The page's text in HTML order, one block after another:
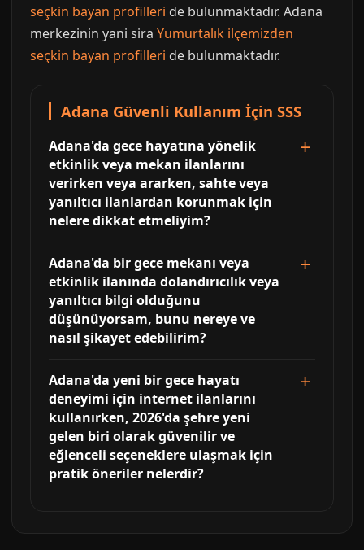
seçkin bayan profilleri de bulunmaktadır. Adana
merkezinin yani sira Yumurtalık ilçemizden
seçkin bayan profilleri de bulunmaktadır.
Adana Güvenli Kullanım İçin SSS
Adana'da gece hayatına yönelik
etkinlik veya mekan ilanlarını
verirken veya ararken, sahte veya
yanıltıcı ilanlardan korunmak için
nelere dikkat etmeliyim?
Adana'da bir gece mekanı veya
etkinlik ilanında dolandırıcılık veya
yanıltıcı bilgi olduğunu
düşünüyorsam, bunu nereye ve
nasıl şikayet edebilirim?
Adana'da yeni bir gece hayatı
deneyimi için internet ilanlarını
kullanırken, 2026'da şehre yeni
gelen biri olarak güvenilir ve
eğlenceli seçeneklere ulaşmak için
pratik öneriler nelerdir?